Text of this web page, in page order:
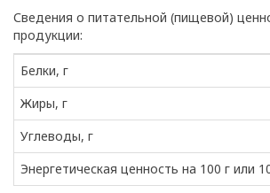
Сведения о питательной (пищевой)
продукции:
Белки, г
Жиры, г
Углеводы, г
Энергетическая ценность на 100 г или